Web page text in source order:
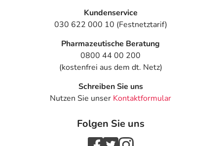
Kundenservice
030 622 000 10 (Festnetztarif)
Pharmazeutische Beratung
0800 44 00 200
(kostenfrei aus dem dt. Netz)
Schreiben Sie uns
Nutzen Sie unser Kontaktformular
Folgen Sie uns